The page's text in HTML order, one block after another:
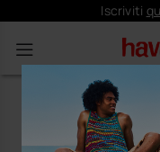
Iscriviti